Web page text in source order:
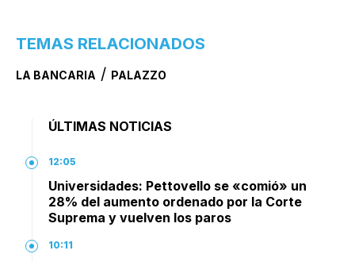
TEMAS RELACIONADOS
LA BANCARIA / PALAZZO
ÚLTIMAS NOTICIAS
12:05
Universidades: Pettovello se «comió» un
28% del aumento ordenado por la Corte
Suprema y vuelven los paros
10:11